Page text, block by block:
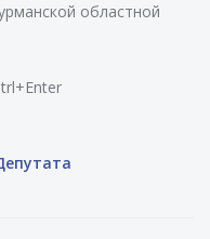
областной